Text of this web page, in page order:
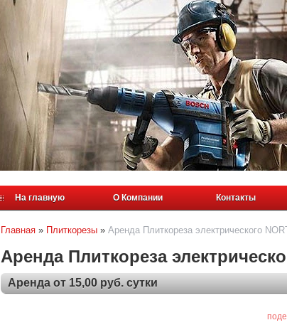
На главную О Компании Контакты
Главная » Плиткорезы » Аренда Плиткореза электрического
Аренда Плиткореза
Аренда от 15,00 руб. сутки